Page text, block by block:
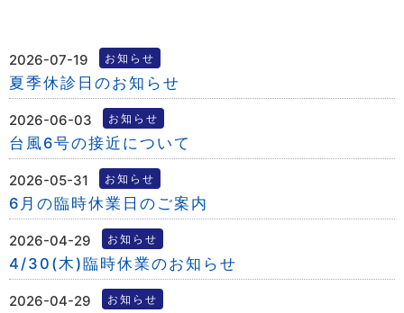
2026-07-19 お知らせ
夏季休診日のお知らせ
2026-06-03 お知らせ
台風6号の接近について
2026-05-31 お知らせ
6月の臨時休業日のご案内
2026-04-29 お知らせ
4/30(木)臨時休業のお知らせ
2026-04-29 お知らせ